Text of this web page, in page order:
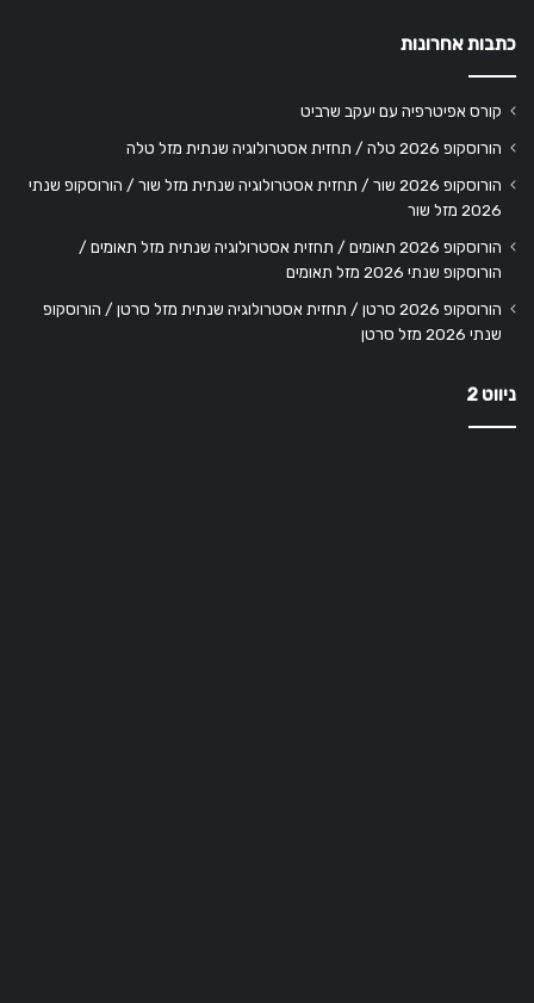
כתבות אחרונות
קורס אפיטרפיה עם יעקב שרביט
הורוסקופ 2026 טלה / תחזית אסטרולוגיה שנתית מזל טלה
הורוסקופ 2026 שור / תחזית אסטרולוגיה שנתית מזל שור / הורוסקופ שנתי
2026 מזל שור
הורוסקופ 2026 תאומים / תחזית אסטרולוגיה שנתית מזל תאומים /
הורוסקופ שנתי 2026 מזל תאומים
הורוסקופ 2026 סרטן / תחזית אסטרולוגיה שנתית מזל סרטן / הורוסקופ
שנתי 2026 מזל סרטן
ניווט 2